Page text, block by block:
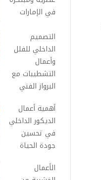
في الإمارات
التصميم
الداخلي للفلل
وأعمال
التشطيبات مع
البرواز الفني
أهمية أعمال
الديكور الداخلي
في تحسين
جودة الحياة
الأعمال